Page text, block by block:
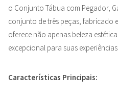
o Conjunto Tábua com Pegador,
conjunto de três peças, fabricado
oferece não apenas beleza
excepcional para suas
Características Principais: